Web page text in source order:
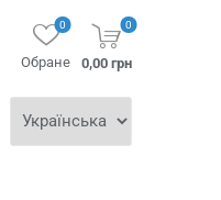
Обране
0 0
0,00 грн